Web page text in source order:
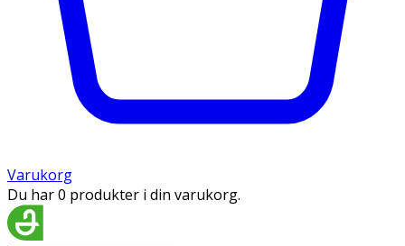
Varukorg
Du har 0 produkter i din varukorg.